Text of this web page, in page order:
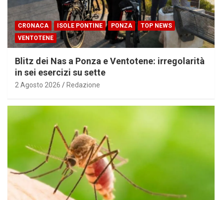
CRONACA ISOLE PONTINE PONZA
TOP NEWS
VENTOTENE
Blitz dei Nas a Ponza e Ventotene: irregolarità
in sei esercizi su sette
2 Agosto 2026 Redazione